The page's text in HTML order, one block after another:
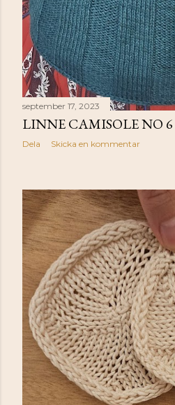
september 17, 2023
LINNE CAMISOLE NO 6
Dela Skicka en kommentar